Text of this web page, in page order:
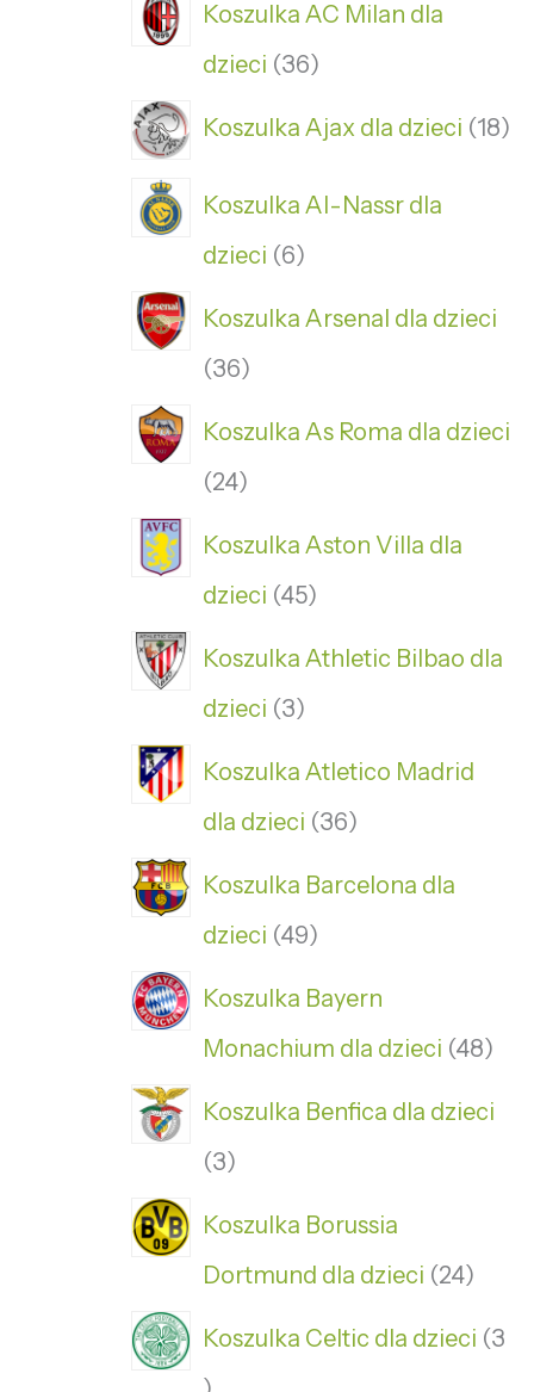
Koszulka AC Milan dla
dzieci 36
Koszulka Ajax dla dzieci 18
Koszulka Al-Nassr dla
dzieci 6
Koszulka Arsenal dla dzieci
36
Koszulka As Roma dla dzieci
24
Koszulka Aston Villa dla
dzieci 45
Koszulka Athletic Bilbao dla
dzieci 3
Koszulka Atletico Madrid
dla dzieci 36
Koszulka Barcelona dla
dzieci 49
Koszulka Bayern
Monachium dla dzieci 48
Koszulka Benfica dla dzieci
3
Koszulka Borussia
Dortmund dla dzieci 24
Koszulka Celtic dla dzieci 3